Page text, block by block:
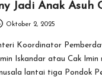
Jadi Anak Asuh
Oktober 2, 2025
Koordinator
Iskandar atau Cak Imin
lantai tiga Pondok